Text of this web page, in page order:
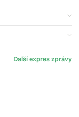
Další expres zprávy